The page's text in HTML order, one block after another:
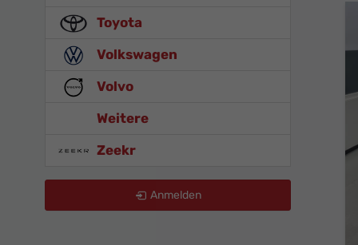
Toyota
Volkswagen
Volvo
Weitere
Zeekr
Anmelden